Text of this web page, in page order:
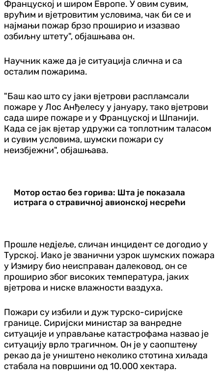
Француској и широм Европе. У овим сувим,
врућим и вјетровитим условима, чак би се и
најмањи пожар брзо проширио и изазвао
озбиљну штету", објашњава он.
Научник каже да је ситуација слична и са
осталим пожарима.
"Баш као што су јаки вјетрови распламсали
пожаре у Лос Анђелесу у јануару, тако вјетрови
сада шире пожаре и у Француској и Шпанији.
Када се јак вјетар удружи са топлотним таласом
и сувим условима, шумски пожари су
неизбјежни", објашњава.
Мотор остао без горива: Шта је показала
истрага о стравичној авионској несрећи
Прошле недјеље, сличан инцидент се догодио у
Турској. Иако је званични узрок шумских пожара
у Измиру био неисправан далековод, он се
проширио због високих температура, јаких
вјетрова и ниске влажности ваздуха.
Пожари су избили и дуж турско-сиријске
границе. Сиријски министар за ванредне
ситуације и управљање катастрофама назвао је
ситуацију врло трагичном. Он је у саопштењу
рекао да је уништено неколико стотина хиљада
стабала на површини од 10.000 хектара.